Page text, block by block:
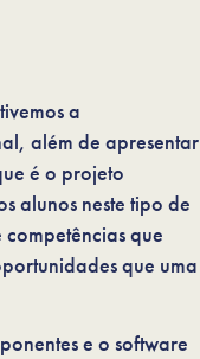
a
além de apresentar
é o projeto
alunos neste tipo de
que
que uma
e o software